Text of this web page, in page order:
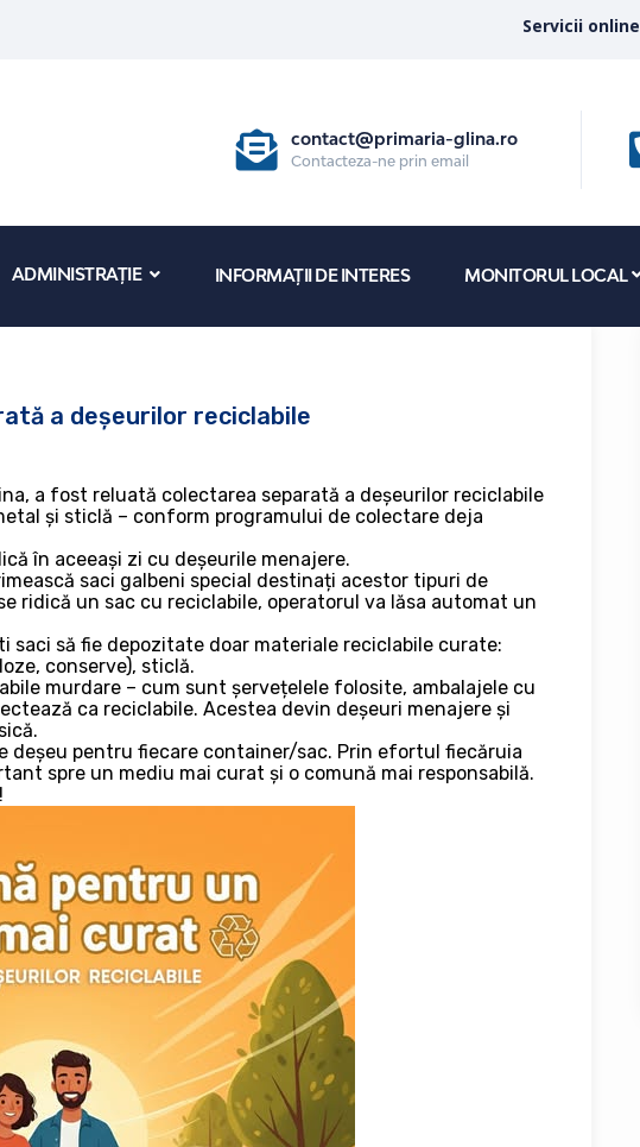
Servicii online
contact@primaria-glina.ro
Contacteza-ne prin email
ADMINISTRAȚIE INFORMAȚII DE INTERES MONITORUL LOCAL
a deșeurilor reciclabile
a fost reluată colectarea separată a deșeurilor reciclabile
și sticlă – conform programului de colectare deja
în aceeași zi cu deșeurile menajere.
saci galbeni special destinați acestor tipuri de
ridică un sac cu reciclabile, operatorul va lăsa automat un
saci să fie depozitate doar materiale reciclabile curate:
conserve), sticlă.
murdare – cum sunt șervețelele folosite, ambalajele cu
ca reciclabile. Acestea devin deșeuri menajere și
deșeu pentru fiecare container/sac. Prin efortul fiecăruia
spre un mediu mai curat și o comună mai responsabilă.